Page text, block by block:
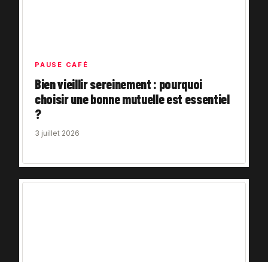
PAUSE CAFÉ
Bien vieillir sereinement : pourquoi
choisir une bonne mutuelle est essentiel
?
3 juillet 2026